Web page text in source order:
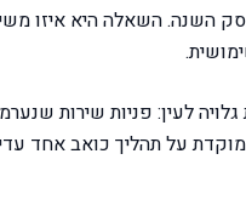
לעין: פניות שירות
על תהליך כואב אחד